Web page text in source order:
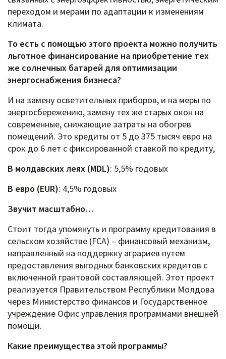
переходом и мерами по адаптации к изменениям
климата. ​
То есть с помощью этого проекта можно получить
льготное финансирование на приобретение тех
же солнечных батарей для оптимизации
энергоснабжения бизнеса?
И на замену осветительных приборов, и на меры по
энергосбережению, замену тех же старых окон на
современные, снижающие затраты на обогрев
помещений. Это кредиты от 5 до 375 тысяч евро на
срок до 6 лет с фиксированной ставкой по кредиту,
В молдавских леях (MDL): 5,5% годовых
В евро (EUR): 4,5% годовых
Звучит масштабно…
Стоит тогда упомянуть и программу кредитования в
сельском хозяйстве (FCA) – финансовый механизм,
направленный на поддержку аграриев путем
предоставления выгодных банковских кредитов с
включенной грантовой составляющей. Этот проект
реализуется Правительством Республики Молдова
через Министерство финансов и Государственное
учреждение Офис управления программами внешней
помощи.
Какие преимущества этой программы?